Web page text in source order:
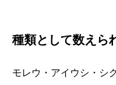
種類として数えら
モレウ・アイウシ・シ